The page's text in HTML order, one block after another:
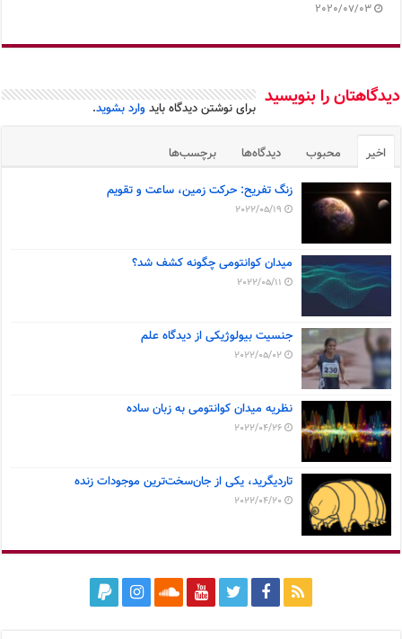
2020/07/03
دیدگاهتان را بنویسید برای نوشتن دیدگاه بایدوارد بشوید.
اخیر محبوب دیدگاه‌ها برچسب‌ها
زنگ تفریح: حرکت زمین، ساعت و تقویم
2022/05/19
میدان کوانتومی چگونه کشف شد؟
2022/05/11
جنسیت بیولوژیکی از دیدگاه علم
2022/05/02
نظریه میدان کوانتومی به زبان ساده
2022/04/26
تاردیگرید، یکی از جان‌سخت‌ترین موجودات زنده
2022/04/20